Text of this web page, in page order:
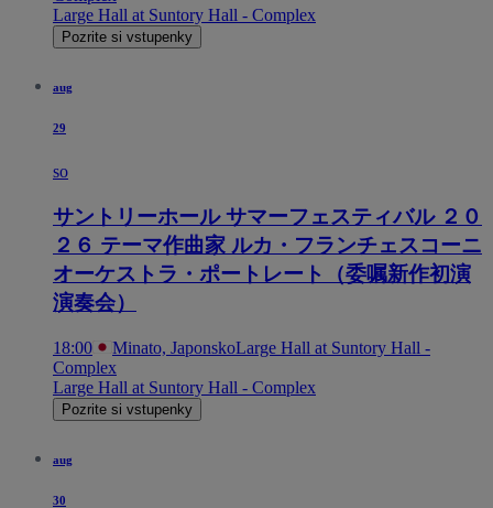
Large Hall at Suntory Hall - Complex
Pozrite si vstupenky
aug
29
so
サントリーホール サマーフェスティバル ２０
２６ テーマ作曲家 ルカ・フランチェスコーニ
オーケストラ・ポートレート（委嘱新作初演
演奏会）
18:00 Minato, JaponskoLarge Hall at Suntory Hall -
Complex
Large Hall at Suntory Hall - Complex
Pozrite si vstupenky
aug
30